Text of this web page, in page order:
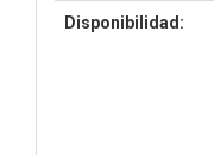
Disponibilidad: